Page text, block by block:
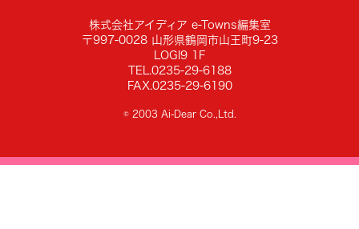
株式会社アイディア e-Towns編集室
〒997-0028 山形県鶴岡市山王町9-23
LOGI9 1F
TEL.0235-29-6188
FAX.0235-29-6190
© 2003 Ai-Dear Co.,Ltd.